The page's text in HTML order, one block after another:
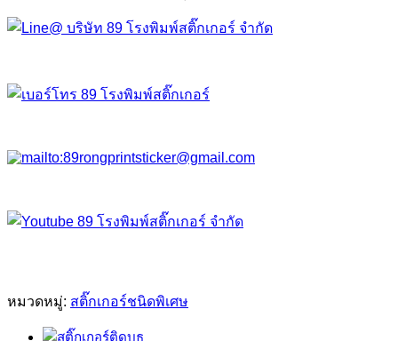
หมวดหมู่: สติ๊กเกอร์ชนิดพิเศษ